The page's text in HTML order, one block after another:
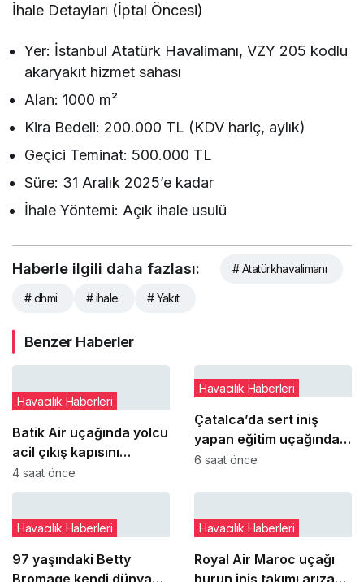
İhale Detayları (İptal Öncesi)
Yer: İstanbul Atatürk Havalimanı, VZY 205 kodlu
akaryakıt hizmet sahası
Alan: 1000 m²
Kira Bedeli: 200.000 TL (KDV hariç, aylık)
Geçici Teminat: 500.000 TL
Süre: 31 Aralık 2025’e kadar
İhale Yöntemi: Açık ihale usulü
Haberle ilgili daha fazlası: # Atatürkhavalimanı
# dhmi # ihale # Yakıt
Benzer Haberler
Batik Air uçağında yolcu
acil çıkış kapısını
açmaya çalıştı
Havacılık Haberleri
4 saat önce
Çatalca’da sert iniş
yapan eğitim uçağındaki
öğrenci pilot yaralandı
Havacılık Haberleri
6 saat önce
97 yaşındaki Betty
Bromage kendi dünya
Havacılık Haberleri
Royal Air Maroc uçağı
burun iniş takımı arızası
Havacılık Haberleri